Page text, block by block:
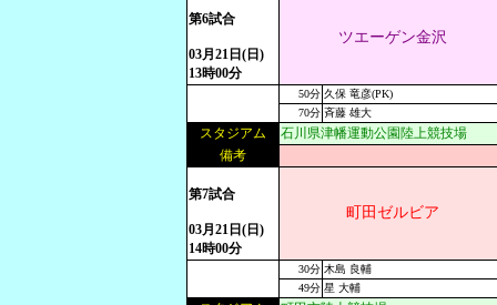
第6試合
03月21日(日)
13時00分
ツエーゲン金沢
50分 久保 竜彦(PK)
70分 斉藤 雄大
スタジアム
石川県津幡運動公園陸上競技場
備考
第7試合
03月21日(日)
14時00分
町田ゼルビア
30分 木島 良輔
49分 星 大輔